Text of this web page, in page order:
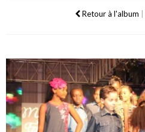
Retour à l'album